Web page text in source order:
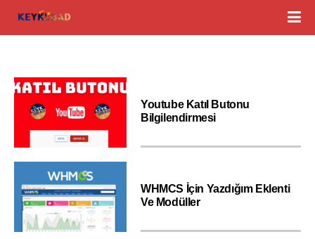
Youtube Katıl Butonu
Bilgilendirmesi
WHMCS İçin Yazdığım Eklenti
Ve Modüller